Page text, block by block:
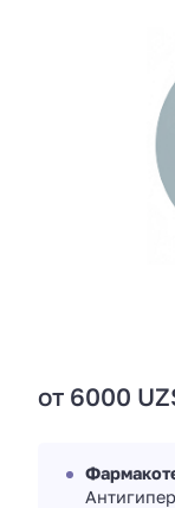
от 6000